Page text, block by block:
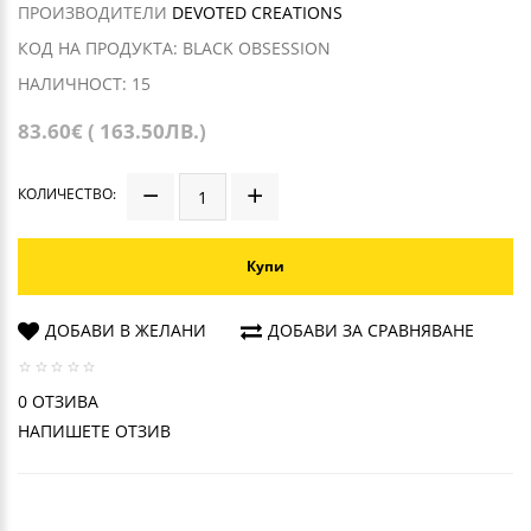
ПРОИЗВОДИТЕЛИ DEVOTED CREATIONS
КОД НА ПРОДУКТА: BLACK OBSESSION
НАЛИЧНОСТ: 15
83.60€ ( 163.50ЛВ.)
КОЛИЧЕСТВО:
Купи
ДОБАВИ В ЖЕЛАНИ ДОБАВИ ЗА СРАВНЯВАНЕ
0 ОТЗИВА
НАПИШЕТЕ ОТЗИВ